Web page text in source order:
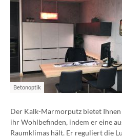
Betonoptik
Der Kalk-Marmorputz bietet
ihr Wohlbefinden, indem er eine
Raumklimas hält. Er reguliert die